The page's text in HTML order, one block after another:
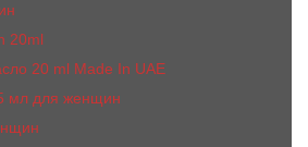
20ml
20 ml Made In UAE
мл для женщин